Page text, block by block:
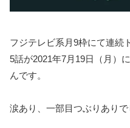
フジテレビ系月9枠にて連続
5話が2021年7月19日（月）
んです。
涙あり、一部目つぶりありで